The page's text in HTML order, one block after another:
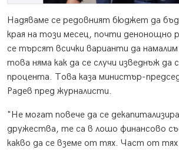
Надяваме се редовният бюджет да
края на този месец, почти денонощно
се търсят всички варианти да
това няма как да се случи изведнъж да
процента. Това каза министър-
Радев пред журналисти.
"Не могат повече да се
дружества, те са в лошо финансово
какво да се вземе от тях. Част от